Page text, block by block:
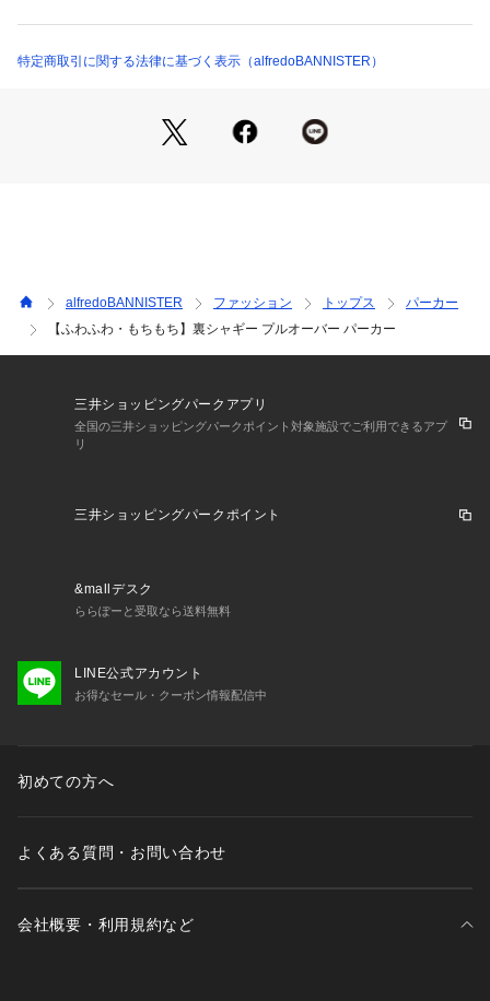
ーなど何にでも合わせやすい着回しの効くアイテムです。素材
もやわらかく着心地が良いのでホームウエアとしてもオススメ
ネイビー モデル：H180 B93 W76 H94 着用サイズ：48
チャコールグレー モデル：H180 B93 W76 H94 着用サイズ：
48
特定商取引に関する法律に基づく表示（alfredoBANNISTER）
alfredoBANNISTER ファッション トップス
パーカー
【ふわふわ・もちもち】裏シャギー プルオーバー パーカー
三井ショッピングパークアプリ
全国の三井ショッピングパークポイント対象施設でご利用できるアプ
リ
三井ショッピングパークポイント
&mallデスク
ららぽーと受取なら送料無料
LINE公式アカウント
お得なセール・クーポン情報配信中
初めての方へ
よくある質問・お問い合わせ
会社概要・利用規約など